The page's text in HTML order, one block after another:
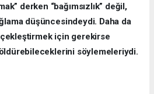
derken “bağımsızlık” değil,
düşüncesindeydi. Daha da
için gerekirse
söylemeleriydi.